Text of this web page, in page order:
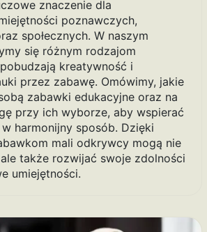
znaczenie dla
poznawczych,
społecznych. W naszym
się różnym rodzajom
kreatywność i
przez zabawę. Omówimy, jakie
zabawki edukacyjne oraz na
przy ich wyborze, aby wspierać
harmonijny sposób. Dzięki
mali odkrywcy mogą nie
także rozwijać swoje zdolności
umiejętności.